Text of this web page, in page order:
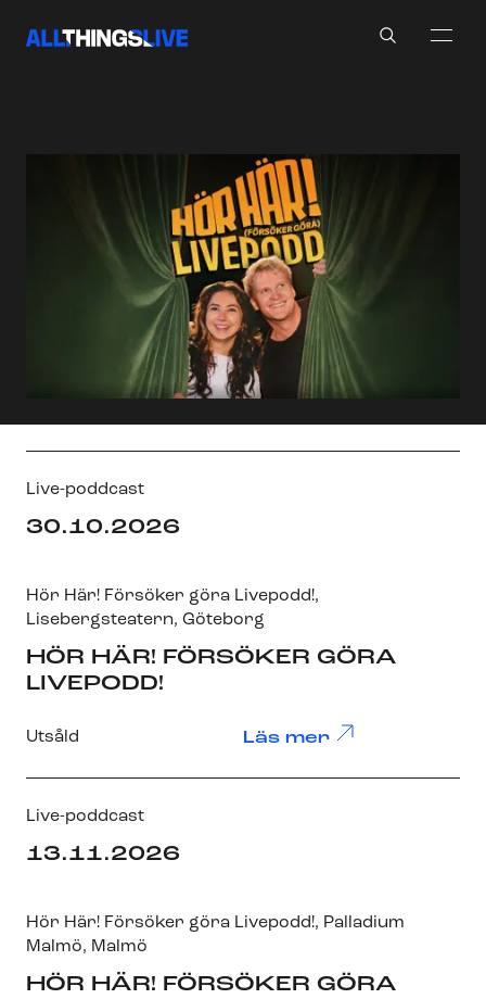
Live-poddcast
30.10.2026
Hör Här! Försöker göra Livepodd!,
Lisebergsteatern, Göteborg
HÖR HÄR! FÖRSÖKER GÖRA
LIVEPODD!
Utsåld Läs mer
Live-poddcast
13.11.2026
Hör Här! Försöker göra Livepodd!, Palladium
Malmö, Malmö
HÖR HÄR! FÖRSÖKER GÖRA